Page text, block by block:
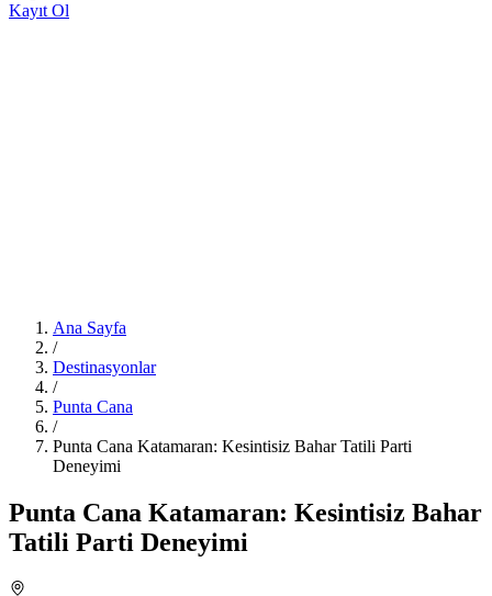
Kayıt Ol
Ana Sayfa
/
Destinasyonlar
/
Punta Cana
/
Punta Cana Katamaran: Kesintisiz Bahar Tatili Parti
Deneyimi
Punta Cana Katamaran: Kesintisiz Bahar
Tatili Parti Deneyimi